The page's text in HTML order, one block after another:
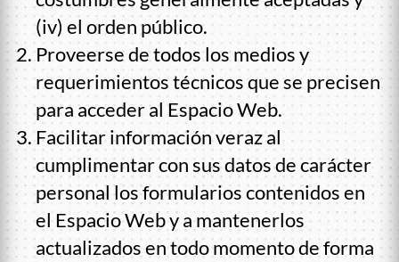
(iv) el orden público.
Proveerse de todos los medios y
requerimientos técnicos que se precisen
para acceder al Espacio Web.
Facilitar información veraz al
cumplimentar con sus datos de carácter
personal los formularios contenidos en
el Espacio Web y a mantenerlos
actualizados en todo momento de forma